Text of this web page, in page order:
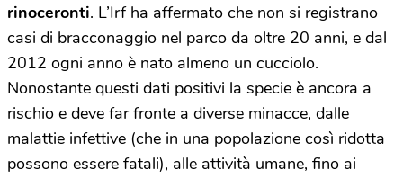
rinoceronti. L’Irf ha affermato che non si registrano
casi di bracconaggio nel parco da oltre 20 anni, e dal
2012 ogni anno è nato almeno un cucciolo.
Nonostante questi dati positivi la specie è ancora a
rischio e deve far fronte a diverse minacce, dalle
malattie infettive (che in una popolazione così ridotta
possono essere fatali), alle attività umane, fino ai